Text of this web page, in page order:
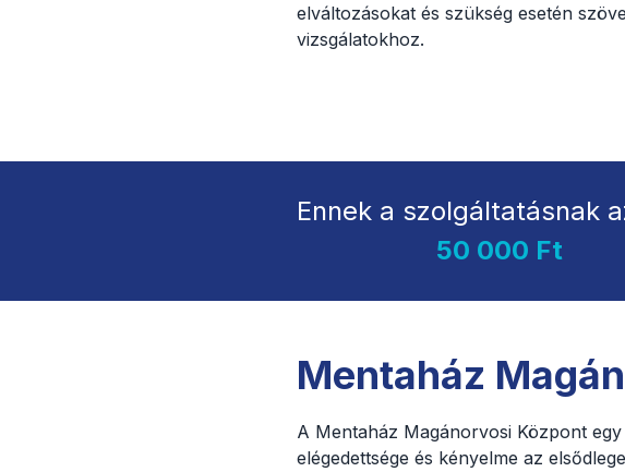
elváltozásokat és szükség esetén
vizsgálatokhoz.
Ennek a szolgáltatásnak
50 000 Ft
Mentaház
A Mentaház Magánorvosi Központ
elégedettsége és kényelme az